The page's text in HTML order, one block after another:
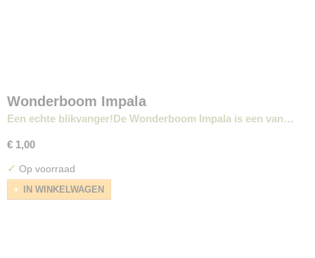
Wonderboom Impala
Een echte blikvanger!De Wonderboom Impala is een van…
€ 1,00
✓ Op voorraad
IN WINKELWAGEN